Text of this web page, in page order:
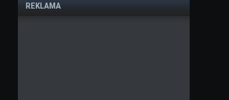
REKLAMA